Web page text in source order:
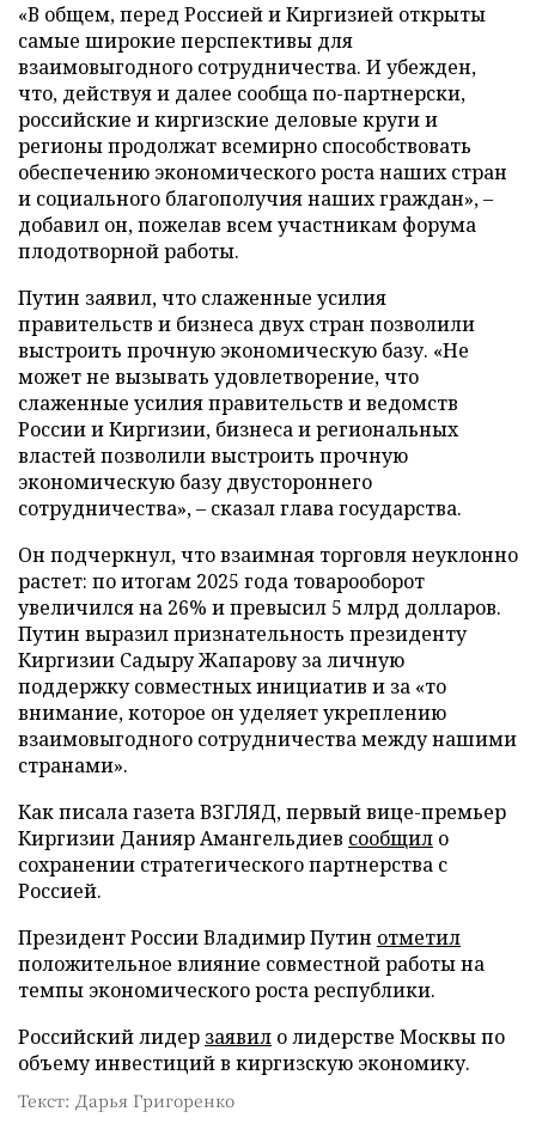
«В общем, перед Россией и Киргизией открыты
самые широкие перспективы для
взаимовыгодного сотрудничества. И убежден,
что, действуя и далее сообща по-партнерски,
российские и киргизские деловые круги и
регионы продолжат всемирно способствовать
обеспечению экономического роста наших стран
и социального благополучия наших граждан», –
добавил он, пожелав всем участникам форума
плодотворной работы.
Путин заявил, что слаженные усилия
правительств и бизнеса двух стран позволили
выстроить прочную экономическую базу. «Не
может не вызывать удовлетворение, что
слаженные усилия правительств и ведомств
России и Киргизии, бизнеса и региональных
властей позволили выстроить прочную
экономическую базу двустороннего
сотрудничества», – сказал глава государства.
Он подчеркнул, что взаимная торговля неуклонно
растет: по итогам 2025 года товарооборот
увеличился на 26% и превысил 5 млрд долларов.
Путин выразил признательность президенту
Киргизии Садыру Жапарову за личную
поддержку совместных инициатив и за «то
внимание, которое он уделяет укреплению
взаимовыгодного сотрудничества между нашими
странами».
Как писала газета ВЗГЛЯД, первый вице-премьер
Киргизии Данияр Амангельдиев сообщил о
сохранении стратегического партнерства с
Россией.
Президент России Владимир Путин отметил
положительное влияние совместной работы на
темпы экономического роста республики.
Российский лидер заявил о лидерстве Москвы по
объему инвестиций в киргизскую экономику.
Текст: Дарья Григоренко